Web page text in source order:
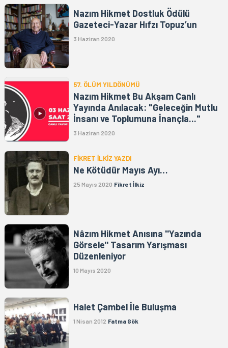
Nazım Hikmet Dostluk Ödülü
Gazeteci-Yazar Hıfzı Topuz’un
3 Haziran 2020
57. ÖLÜM YILDÖNÜMÜ
Nazım Hikmet Bu Akşam Canlı
Yayında Anılacak: "Geleceğin Mutlu
İnsanı ve Toplumuna İnançla..."
3 Haziran 2020
FİKRET İLKİZ YAZDI
Ne Kötüdür Mayıs Ayı…
25 Mayıs 2020 Fikret İlkiz
Nâzım Hikmet Anısına ''Yazında
Görsele'' Tasarım Yarışması
Düzenleniyor
10 Mayıs 2020
Halet Çambel İle Buluşma
1 Nisan 2012 Fatma Gök